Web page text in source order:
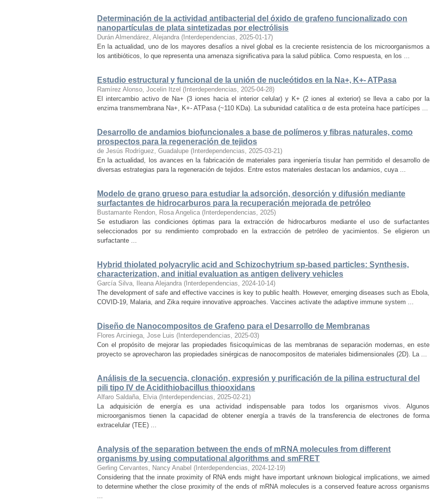
Determinación de la actividad antibacterial del óxido de grafeno funcionalizado con
nanopartículas de plata sintetizadas por electrólisis
Durán Almendárez, Alejandra ( Interdependencias, 2025-01-17)
En la actualidad, uno de los mayores desafíos a nivel global es la creciente resistencia de los microorganismos a
los antibióticos, lo que representa una amenaza significativa para la salud pública. Como respuesta, en los ...
Estudio estructural y funcional de la unión de nucleótidos en la Na+, K+- ATPasa
Ramírez Alonso, Jocelin Itzel ( Interdependencias, 2025-04-28)
El intercambio activo de Na+ (3 iones hacia el interior celular) y K+ (2 iones al exterior) se lleva a cabo por la
enzima transmembrana Na+, K+- ATPasa (~110 KDa). La subunidad catalítica α de esta proteína hace partícipes ...
Desarrollo de andamios biofuncionales a base de polímeros y fibras naturales, como
prospectos para la regeneración de tejidos
de Jesús Rodríguez, Guadalupe ( Interdependencias, 2025-03-21)
En la actualidad, los avances en la fabricación de materiales para ingeniería tisular han permitido el desarrollo de
diversas estrategias para la regeneración de tejidos. Entre estos materiales destacan los andamios, cuya ...
Modelo de grano grueso para estudiar la adsorción, desorción y difusión mediante
surfactantes de hidrocarburos para la recuperación mejorada de petróleo
Bustamante Rendon, Rosa Angelica ( Interdependencias, 2025)
Se estudiaron las condiciones óptimas para la extracción de hidrocarburos mediante el uso de surfactantes
seleccionados por su rendimiento comprobado en la extracción de petróleo de yacimientos. Se eligieron un
surfactante ...
Hybrid thiolated polyacrylic acid and Schizochytrium sp-based particles: Synthesis,
characterization, and initial evaluation as antigen delivery vehicles
García Silva, Ileana Alejandra ( Interdependencias, 2024-10-14)
The development of safe and effective vaccines is key to public health. However, emerging diseases such as Ebola,
COVID-19, Malaria, and Zika require innovative approaches. Vaccines activate the adaptive immune system ...
Diseño de Nanocompositos de Grafeno para el Desarrollo de Membranas
Flores Arciniega, Jose Luis ( Interdependencias, 2025-03)
Con el propósito de mejorar las propiedades fisicoquímicas de las membranas de separación modernas, en este
proyecto se aprovecharon las propiedades sinérgicas de nanocompositos de materiales bidimensionales (2D). La ...
Análisis de la secuencia, clonación, expresión y purificación de la pilina estructural del
pili tipo IV de Acidithiobacillus thiooxidans
Alfaro Saldaña, Elvia ( Interdependencias, 2025-02-21)
La adquisición de energía es una actividad indispensable para todos los organismos vivos. Algunos
microorganismos tienen la capacidad de obtener energía a través de la transferencia de electrones de forma
extracelular (TEE) ...
Analysis of the separation between the ends of mRNA molecules from different
organisms by using computational algorithms and smFRET
Gerling Cervantes, Nancy Anabel ( Interdependencias, 2024-12-19)
Considering that the innate proximity of RNA ends might have important unknown biological implications, we aimed
to determine whether the close proximity of the ends of mRNA molecules is a conserved feature across organisms
...